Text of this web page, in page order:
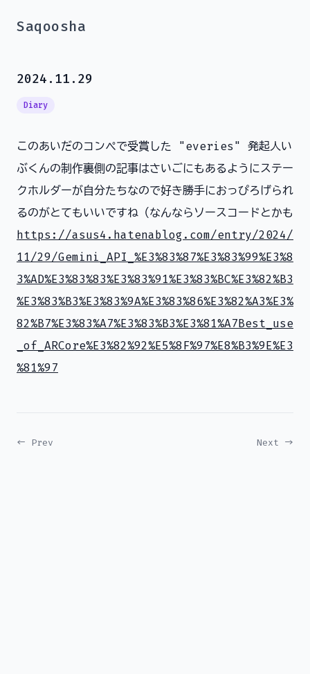
Saqoosha
2024.11.29
Diary
このあいだのコンペで受賞した "everies" 発起人い
ぶくんの制作裏側の記事はさいごにもあるようにステー
クホルダーが自分たちなので好き勝手におっぴろげられ
るのがとてもいいですね（なんならソースコードとかも
https://asus4.hatenablog.com/entry/2024/
11/29/Gemini_API_%E3%83%87%E3%83%99%E3%8
3%AD%E3%83%83%E3%83%91%E3%83%BC%E3%82%B3
%E3%83%B3%E3%83%9A%E3%83%86%E3%82%A3%E3%
82%B7%E3%83%A7%E3%83%B3%E3%81%A7Best_use
_of_ARCore%E3%82%92%E5%8F%97%E8%B3%9E%E3
%81%97
← Prev Next →